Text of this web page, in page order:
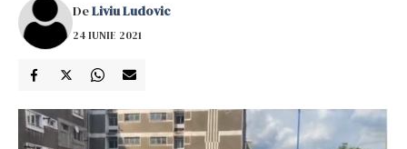
DeLiviu Ludovic
24 IUNIE 2021